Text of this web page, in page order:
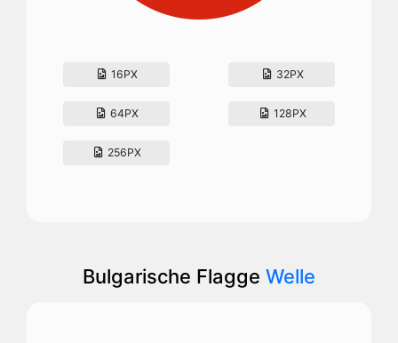
16PX 32PX
64PX 128PX
256PX
Bulgarische Flagge Welle